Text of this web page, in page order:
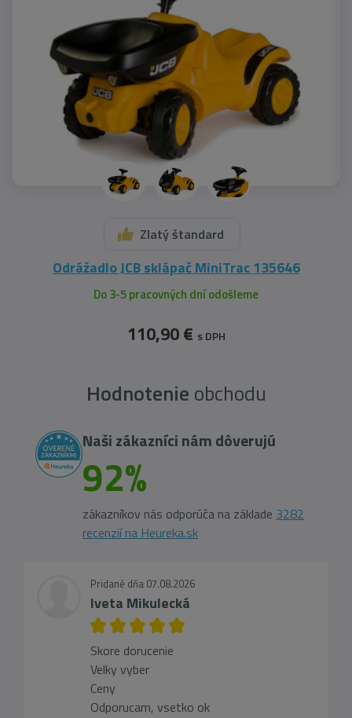
Zlatý štandard
Odrážadlo JCB sklápač MiniTrac 135646
Do 3-5 pracovných dní odošleme
110,90 € s DPH
Hodnotenie obchodu
Naši zákazníci nám dôverujú
92%
zákazníkov nás odporúča na základe 3282
recenzií na Heureka.sk
Pridané dňa 07.08.2026
Iveta Mikulecká
Skore dorucenie
Velky vyber
Ceny
Odporucam, vsetko ok